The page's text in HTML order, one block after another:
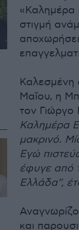
«Καλημέρα
στιγμή
Καλεσμένη
Μαΐου, η
τον
Καλημέρα
μακρινό.
Εγώ
έφυγε από
Ελλάδα'',
και